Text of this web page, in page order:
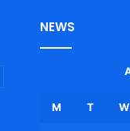
NEWS
M T W